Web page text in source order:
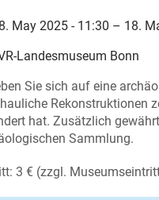
May 2025 - 11:30 – 18.
Landesmuseum Bonn
Sie sich auf eine
Rekonstruktionen
hat. Zusätzlich
Sammlung.
3 € (zzgl.